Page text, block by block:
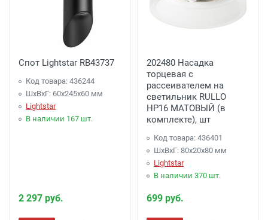
Спот Lightstar RB43737
Код товара: 436244
ШхВхГ: 60x245x60 мм
Lightstar
В наличии 167 шт.
2 297 руб.
202480 Насадка
торцевая с
рассеивателем на
светильник RULLO
HP16 МАТОВЫЙ (в
комплекте), шт
Код товара: 436401
ШхВхГ: 80x20x80 мм
Lightstar
В наличии 370 шт.
699 руб.